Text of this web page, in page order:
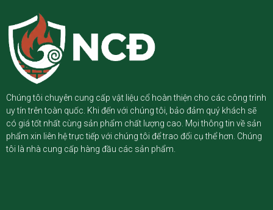
Chúng tôi chuyên cung cấp vật liệu cổ hoàn thiện cho các công trình
uy tín trên toàn quốc. Khi đến với chúng tôi, bảo đảm quý khách sẽ
có giá tốt nhất cùng sản phẩm chất lượng cao. Mọi thông tin về sản
phẩm xin liên hệ trực tiếp với chúng tôi để trao đổi cụ thể hơn. Chúng
tôi là nhà cung cấp hàng đầu các sản phẩm.